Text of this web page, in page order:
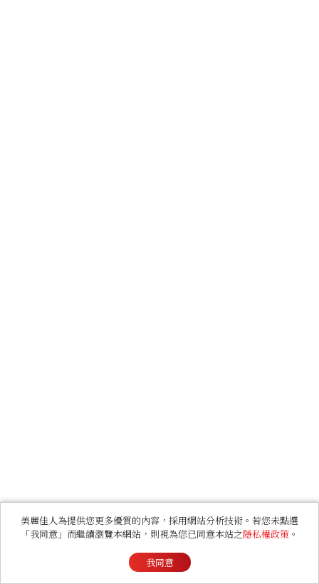
美麗佳人為提供您更多優質的內容，採用網站分析技術。若您未點選
「我同意」而繼續瀏覽本網站，則視為您已同意本站之隱私權政策 。
我同意